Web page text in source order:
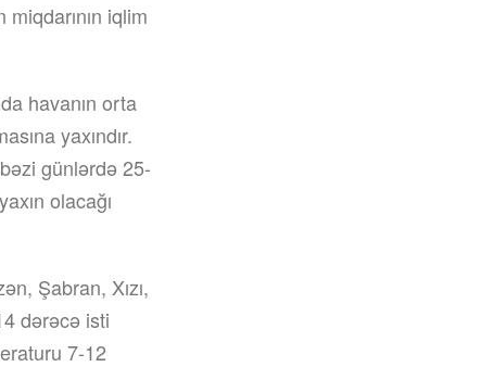
iqlim
havanın orta
yaxındır.
günlərdə 25-
olacağı
Şabran, Xızı,
dərəcə isti
7-12